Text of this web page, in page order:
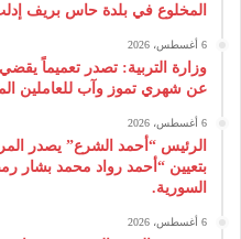
المخلوع في بلدة حاس بريف
6 أغسطس، 2026
وزارة التربية: تصدر تعميماً
عن شهري تموز وآب للعاملين
6 أغسطس، 2026
بتعيين “أحمد رواد محمد بشار
السورية.
6 أغسطس، 2026